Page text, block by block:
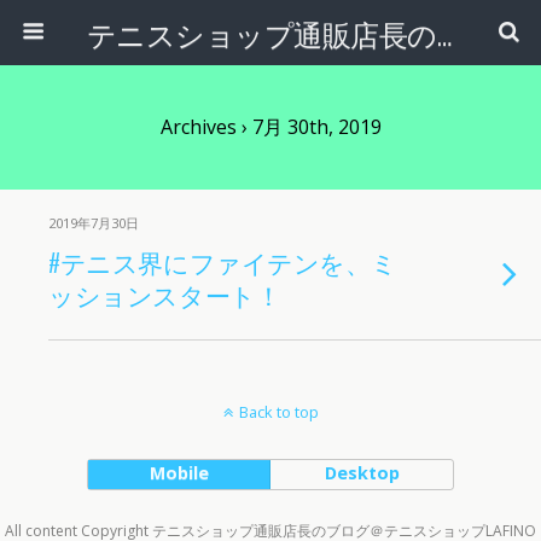
テニスショップ通販店長のブログ＠テニスショップLAFINO 西山克久
Archives › 7月 30th, 2019
2019年7月30日
#テニス界にファイテンを、ミ
ッションスタート！
Back to top
Mobile Desktop
All content Copyright テニスショップ通販店長のブログ＠テニスショップLAFINO